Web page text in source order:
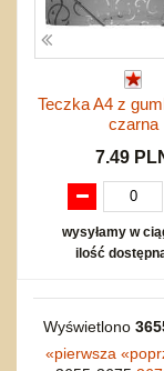
Teczka A4 z
czarna
7.49
wysyłamy w
ilość
Wyświetlono
«pierwsza «